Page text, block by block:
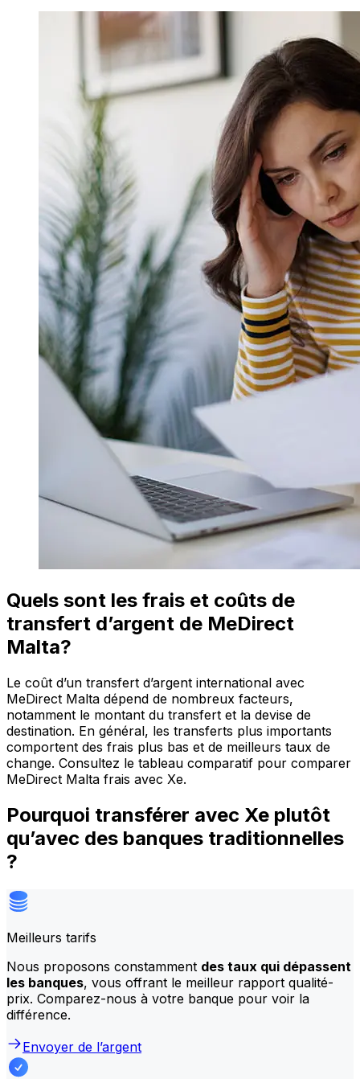
Quels sont les frais et coûts de
transfert d’argent de MeDirect
Malta?
Le coût d’un transfert d’argent international avec
MeDirect Malta dépend de nombreux facteurs,
notamment le montant du transfert et la devise de
destination. En général, les transferts plus importants
comportent des frais plus bas et de meilleurs taux de
change. Consultez le tableau comparatif pour comparer
MeDirect Malta frais avec Xe.
Pourquoi transférer avec Xe plutôt
qu’avec des banques traditionnelles
?
Meilleurs tarifs
Nous proposons constamment des taux qui dépassent
les banques, vous offrant le meilleur rapport qualité-
prix. Comparez-nous à votre banque pour voir la
différence.
Envoyer de l’argent